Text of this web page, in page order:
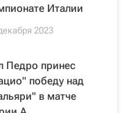
Италии
2023
Педро принес
победу над
в матче